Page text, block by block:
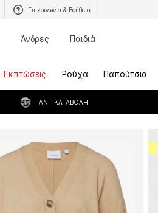
Επικοινωνία & Βοήθεια
Άνδρες Παιδιά
Εκπτώσεις Ρούχα Παπούτσια
ΑΝΤΙΚΑΤΑΒΟΛΉ